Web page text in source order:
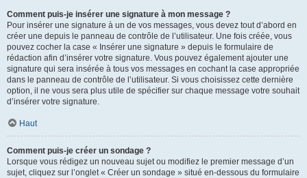
Comment puis-je insérer une signature à mon message ?
Pour insérer une signature à un de vos messages, vous devez tout d’abord en
créer une depuis le panneau de contrôle de l’utilisateur. Une fois créée, vous
pouvez cocher la case « Insérer une signature » depuis le formulaire de
rédaction afin d’insérer votre signature. Vous pouvez également ajouter une
signature qui sera insérée à tous vos messages en cochant la case appropriée
dans le panneau de contrôle de l’utilisateur. Si vous choisissez cette dernière
option, il ne vous sera plus utile de spécifier sur chaque message votre souhait
d’insérer votre signature.
Haut
Comment puis-je créer un sondage ?
Lorsque vous rédigez un nouveau sujet ou modifiez le premier message d’un
sujet, cliquez sur l’onglet « Créer un sondage » situé en-dessous du formulaire